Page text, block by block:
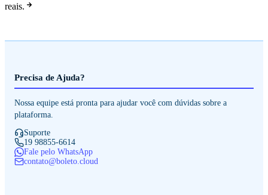
reais.
Precisa de Ajuda?
Nossa equipe está pronta para ajudar você com dúvidas sobre a
plataforma.
Suporte
19 98855-6614
Fale pelo WhatsApp
contato@boleto.cloud